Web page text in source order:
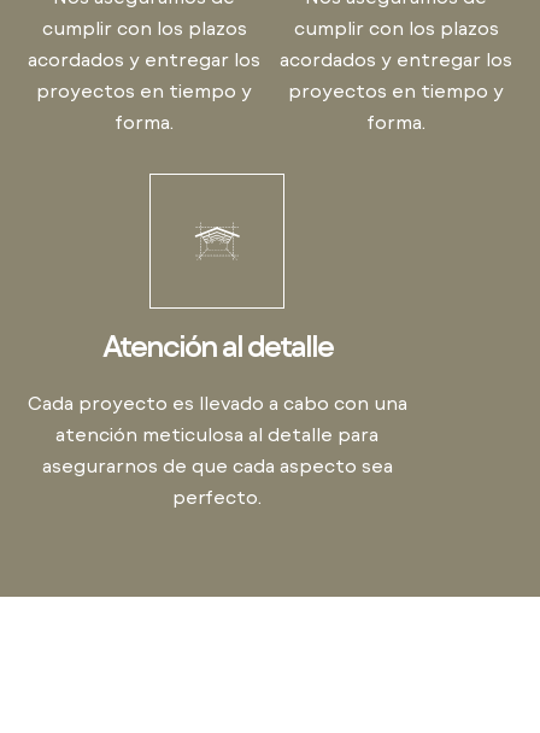
cumplir con los plazos
acordados y entregar los
proyectos en tiempo y
forma.
cumplir con los plazos
acordados y entregar los
proyectos en tiempo y
forma.
Atención al detalle
Cada proyecto es llevado a cabo con una
atención meticulosa al detalle para
asegurarnos de que cada aspecto sea
perfecto.